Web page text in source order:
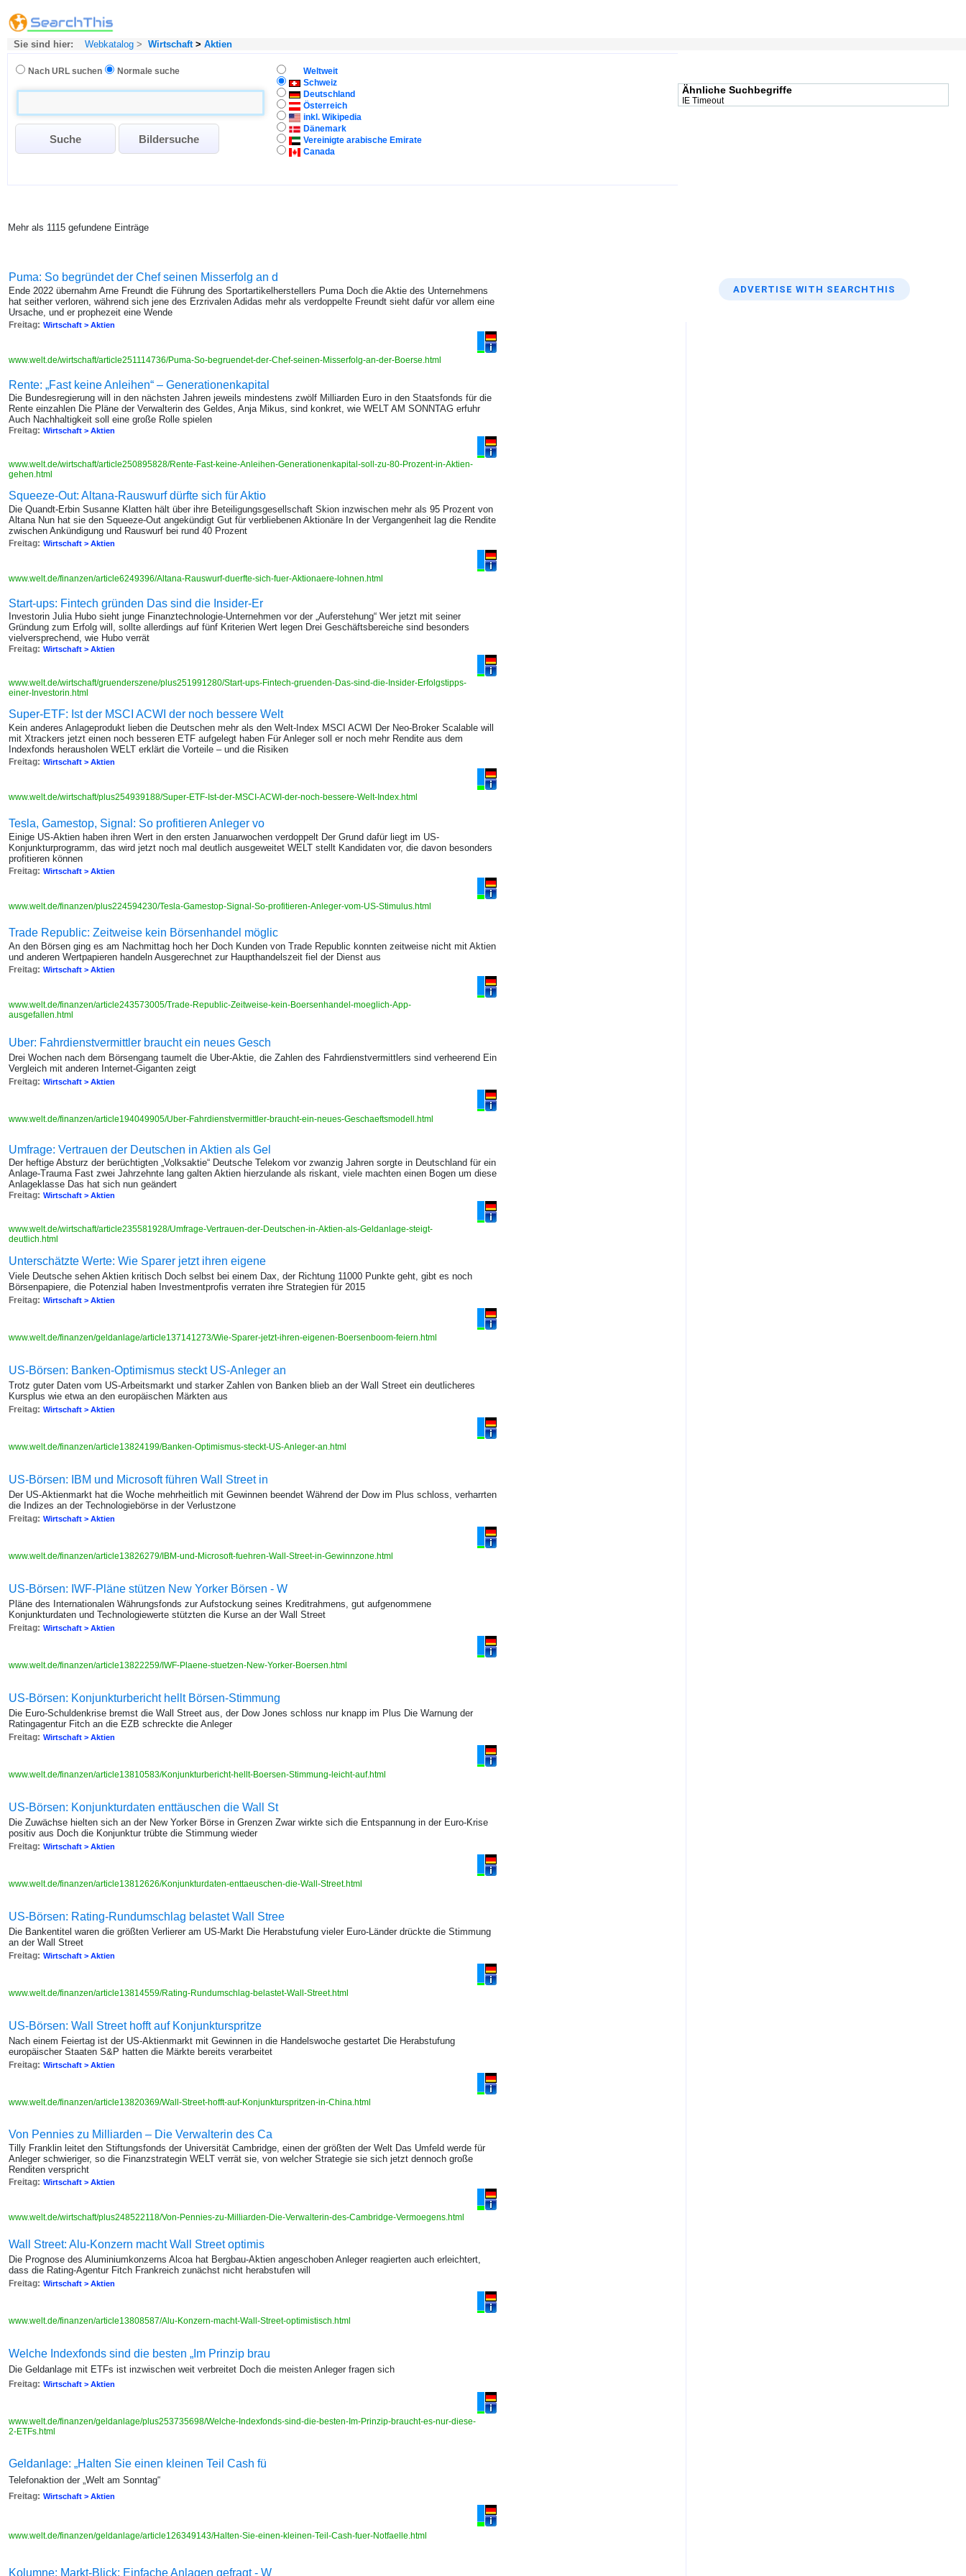
Sie sind hier: Webkatalog > Wirtschaft> Aktien
Nach URL suchen Normale suche
Weltweit
Schweiz
Deutschland
Österreich
inkl. Wikipedia
Dänemark
Vereinigte arabische Emirate
Canada
Mehr als 1115 gefundene Einträge
Puma: So begründet der Chef seinen Misserfolg an d
Ende 2022 übernahm Arne Freundt die Führung des Sportartikelherstellers Puma Doch die Aktie des Unternehmens
hat seither verloren, während sich jene des Erzrivalen Adidas mehr als verdoppelte Freundt sieht dafür vor allem eine
Ursache, und er prophezeit eine Wende
Freitag: Wirtschaft > Aktien
www.welt.de/wirtschaft/article251114736/Puma-So-begruendet-der-Chef-seinen-Misserfolg-an-der-Boerse.html
Rente: „Fast keine Anleihen“ – Generationenkapital
Die Bundesregierung will in den nächsten Jahren jeweils mindestens zwölf Milliarden Euro in den Staatsfonds für die
Rente einzahlen Die Pläne der Verwalterin des Geldes, Anja Mikus, sind konkret, wie WELT AM SONNTAG erfuhr
Auch Nachhaltigkeit soll eine große Rolle spielen
Freitag: Wirtschaft > Aktien
www.welt.de/wirtschaft/article250895828/Rente-Fast-keine-Anleihen-Generationenkapital-soll-zu-80-Prozent-in-Aktien-
gehen.html
Squeeze-Out: Altana-Rauswurf dürfte sich für Aktio
Die Quandt-Erbin Susanne Klatten hält über ihre Beteiligungsgesellschaft Skion inzwischen mehr als 95 Prozent von
Altana Nun hat sie den Squeeze-Out angekündigt Gut für verbliebenen Aktionäre In der Vergangenheit lag die Rendite
zwischen Ankündigung und Rauswurf bei rund 40 Prozent
Freitag: Wirtschaft > Aktien
www.welt.de/finanzen/article6249396/Altana-Rauswurf-duerfte-sich-fuer-Aktionaere-lohnen.html
Start-ups: Fintech gründen Das sind die Insider-Er
Investorin Julia Hubo sieht junge Finanztechnologie-Unternehmen vor der „Auferstehung“ Wer jetzt mit seiner
Gründung zum Erfolg will, sollte allerdings auf fünf Kriterien Wert legen Drei Geschäftsbereiche sind besonders
vielversprechend, wie Hubo verrät
Freitag: Wirtschaft > Aktien
www.welt.de/wirtschaft/gruenderszene/plus251991280/Start-ups-Fintech-gruenden-Das-sind-die-Insider-Erfolgstipps-
einer-Investorin.html
Super-ETF: Ist der MSCI ACWI der noch bessere Welt
Kein anderes Anlageprodukt lieben die Deutschen mehr als den Welt-Index MSCI ACWI Der Neo-Broker Scalable will
mit Xtrackers jetzt einen noch besseren ETF aufgelegt haben Für Anleger soll er noch mehr Rendite aus dem
Indexfonds herausholen WELT erklärt die Vorteile – und die Risiken
Freitag: Wirtschaft > Aktien
www.welt.de/wirtschaft/plus254939188/Super-ETF-Ist-der-MSCI-ACWI-der-noch-bessere-Welt-Index.html
Tesla, Gamestop, Signal: So profitieren Anleger vo
Einige US-Aktien haben ihren Wert in den ersten Januarwochen verdoppelt Der Grund dafür liegt im US-
Konjunkturprogramm, das wird jetzt noch mal deutlich ausgeweitet WELT stellt Kandidaten vor, die davon besonders
profitieren können
Freitag: Wirtschaft > Aktien
www.welt.de/finanzen/plus224594230/Tesla-Gamestop-Signal-So-profitieren-Anleger-vom-US-Stimulus.html
Trade Republic: Zeitweise kein Börsenhandel möglic
An den Börsen ging es am Nachmittag hoch her Doch Kunden von Trade Republic konnten zeitweise nicht mit Aktien
und anderen Wertpapieren handeln Ausgerechnet zur Haupthandelszeit fiel der Dienst aus
Freitag: Wirtschaft > Aktien
www.welt.de/finanzen/article243573005/Trade-Republic-Zeitweise-kein-Boersenhandel-moeglich-App-
ausgefallen.html
Uber: Fahrdienstvermittler braucht ein neues Gesch
Drei Wochen nach dem Börsengang taumelt die Uber-Aktie, die Zahlen des Fahrdienstvermittlers sind verheerend Ein
Vergleich mit anderen Internet-Giganten zeigt
Freitag: Wirtschaft > Aktien
www.welt.de/finanzen/article194049905/Uber-Fahrdienstvermittler-braucht-ein-neues-Geschaeftsmodell.html
Umfrage: Vertrauen der Deutschen in Aktien als Gel
Der heftige Absturz der berüchtigten „Volksaktie“ Deutsche Telekom vor zwanzig Jahren sorgte in Deutschland für ein
Anlage-Trauma Fast zwei Jahrzehnte lang galten Aktien hierzulande als riskant, viele machten einen Bogen um diese
Anlageklasse Das hat sich nun geändert
Freitag: Wirtschaft > Aktien
www.welt.de/wirtschaft/article235581928/Umfrage-Vertrauen-der-Deutschen-in-Aktien-als-Geldanlage-steigt-
deutlich.html
Unterschätzte Werte: Wie Sparer jetzt ihren eigene
Viele Deutsche sehen Aktien kritisch Doch selbst bei einem Dax, der Richtung 11000 Punkte geht, gibt es noch
Börsenpapiere, die Potenzial haben Investmentprofis verraten ihre Strategien für 2015
Freitag: Wirtschaft > Aktien
www.welt.de/finanzen/geldanlage/article137141273/Wie-Sparer-jetzt-ihren-eigenen-Boersenboom-feiern.html
US-Börsen: Banken-Optimismus steckt US-Anleger an
Trotz guter Daten vom US-Arbeitsmarkt und starker Zahlen von Banken blieb an der Wall Street ein deutlicheres
Kursplus wie etwa an den europäischen Märkten aus
Freitag: Wirtschaft > Aktien
www.welt.de/finanzen/article13824199/Banken-Optimismus-steckt-US-Anleger-an.html
US-Börsen: IBM und Microsoft führen Wall Street in
Der US-Aktienmarkt hat die Woche mehrheitlich mit Gewinnen beendet Während der Dow im Plus schloss, verharrten
die Indizes an der Technologiebörse in der Verlustzone
Freitag: Wirtschaft > Aktien
www.welt.de/finanzen/article13826279/IBM-und-Microsoft-fuehren-Wall-Street-in-Gewinnzone.html
US-Börsen: IWF-Pläne stützen New Yorker Börsen - W
Pläne des Internationalen Währungsfonds zur Aufstockung seines Kreditrahmens, gut aufgenommene
Konjunkturdaten und Technologiewerte stützten die Kurse an der Wall Street
Freitag: Wirtschaft > Aktien
www.welt.de/finanzen/article13822259/IWF-Plaene-stuetzen-New-Yorker-Boersen.html
US-Börsen: Konjunkturbericht hellt Börsen-Stimmung
Die Euro-Schuldenkrise bremst die Wall Street aus, der Dow Jones schloss nur knapp im Plus Die Warnung der
Ratingagentur Fitch an die EZB schreckte die Anleger
Freitag: Wirtschaft > Aktien
www.welt.de/finanzen/article13810583/Konjunkturbericht-hellt-Boersen-Stimmung-leicht-auf.html
US-Börsen: Konjunkturdaten enttäuschen die Wall St
Die Zuwächse hielten sich an der New Yorker Börse in Grenzen Zwar wirkte sich die Entspannung in der Euro-Krise
positiv aus Doch die Konjunktur trübte die Stimmung wieder
Freitag: Wirtschaft > Aktien
www.welt.de/finanzen/article13812626/Konjunkturdaten-enttaeuschen-die-Wall-Street.html
US-Börsen: Rating-Rundumschlag belastet Wall Stree
Die Bankentitel waren die größten Verlierer am US-Markt Die Herabstufung vieler Euro-Länder drückte die Stimmung
an der Wall Street
Freitag: Wirtschaft > Aktien
www.welt.de/finanzen/article13814559/Rating-Rundumschlag-belastet-Wall-Street.html
US-Börsen: Wall Street hofft auf Konjunkturspritze
Nach einem Feiertag ist der US-Aktienmarkt mit Gewinnen in die Handelswoche gestartet Die Herabstufung
europäischer Staaten S&P hatten die Märkte bereits verarbeitet
Freitag: Wirtschaft > Aktien
www.welt.de/finanzen/article13820369/Wall-Street-hofft-auf-Konjunkturspritzen-in-China.html
Von Pennies zu Milliarden – Die Verwalterin des Ca
Tilly Franklin leitet den Stiftungsfonds der Universität Cambridge, einen der größten der Welt Das Umfeld werde für
Anleger schwieriger, so die Finanzstrategin WELT verrät sie, von welcher Strategie sie sich jetzt dennoch große
Renditen verspricht
Freitag: Wirtschaft > Aktien
www.welt.de/wirtschaft/plus248522118/Von-Pennies-zu-Milliarden-Die-Verwalterin-des-Cambridge-Vermoegens.html
Wall Street: Alu-Konzern macht Wall Street optimis
Die Prognose des Aluminiumkonzerns Alcoa hat Bergbau-Aktien angeschoben Anleger reagierten auch erleichtert,
dass die Rating-Agentur Fitch Frankreich zunächst nicht herabstufen will
Freitag: Wirtschaft > Aktien
www.welt.de/finanzen/article13808587/Alu-Konzern-macht-Wall-Street-optimistisch.html
Welche Indexfonds sind die besten „Im Prinzip brau
Die Geldanlage mit ETFs ist inzwischen weit verbreitet Doch die meisten Anleger fragen sich
Freitag: Wirtschaft > Aktien
www.welt.de/finanzen/geldanlage/plus253735698/Welche-Indexfonds-sind-die-besten-Im-Prinzip-braucht-es-nur-diese-
2-ETFs.html
Geldanlage: „Halten Sie einen kleinen Teil Cash fü
Telefonaktion der „Welt am Sonntag“
Freitag: Wirtschaft > Aktien
www.welt.de/finanzen/geldanlage/article126349143/Halten-Sie-einen-kleinen-Teil-Cash-fuer-Notfaelle.html
Kolumne: Markt-Blick: Einfache Anlagen gefragt - W